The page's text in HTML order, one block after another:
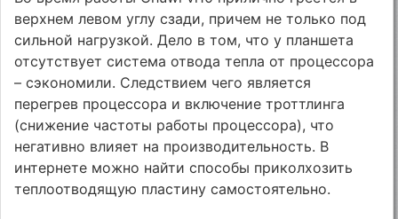
верхнем левом углу сзади, причем не только под
сильной нагрузкой. Дело в том, что у планшета
отсутствует система отвода тепла от процессора
– сэкономили. Следствием чего является
перегрев процессора и включение троттлинга
(снижение частоты работы процессора), что
негативно влияет на производительность. В
интернете можно найти способы приколхозить
теплоотводящую пластину самостоятельно.